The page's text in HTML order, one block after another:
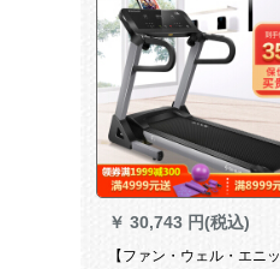
￥ 30,743 円(税込)
【ファン・ウェル・エニッ